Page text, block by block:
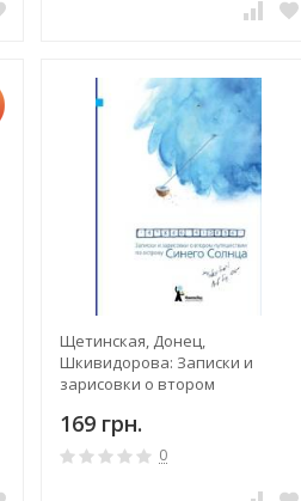
Щетинская, Донец,
Шкивидорова: Записки и
зарисовки о втором
Синего Солнца
169 грн.
0